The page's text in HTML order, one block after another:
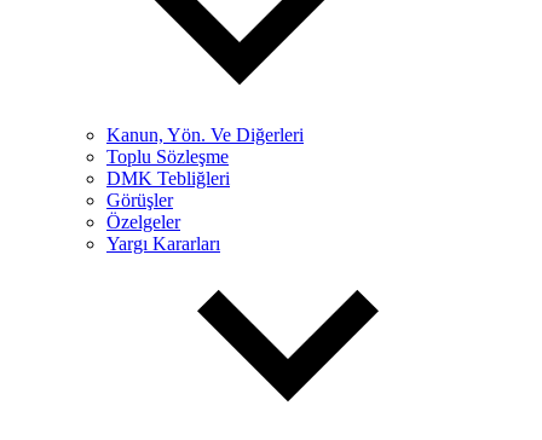
Kanun, Yön. Ve Diğerleri
Toplu Sözleşme
DMK Tebliğleri
Görüşler
Özelgeler
Yargı Kararları